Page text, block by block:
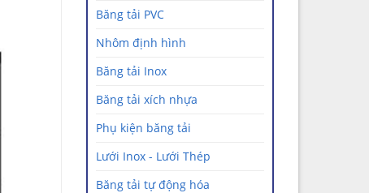
Băng tải PVC
Nhôm định hình
Băng tải Inox
Băng tải xích nhựa
Phụ kiện băng tải
Lưới Inox - Lưới Thép
Băng tải tự động hóa